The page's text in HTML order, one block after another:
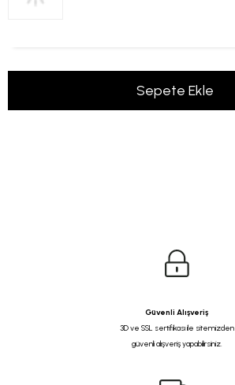
Güvenli Alışveriş
3D ve SSL sertifikası ile sitemizden
güvenli alışveriş yapabilirsiniz.